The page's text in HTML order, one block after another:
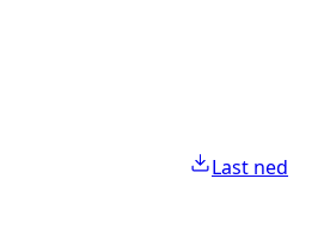
Last ned